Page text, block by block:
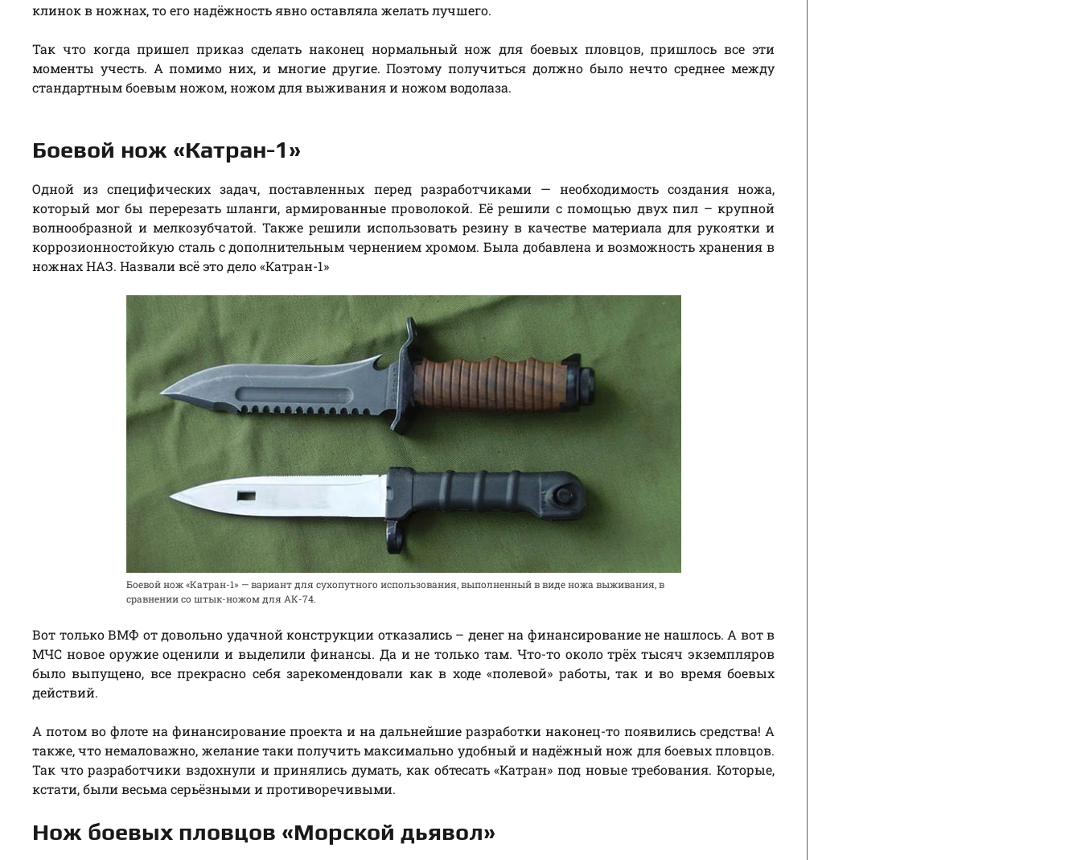
клинок в ножнах, то его надёжность явно оставляла желать лучшего.
Так что когда пришел приказ сделать наконец нормальный нож для боевых пловцов, пришлось все эти
моменты учесть. А помимо них, и многие другие. Поэтому получиться должно было нечто среднее между
стандартным боевым ножом, ножом для выживания и ножом водолаза.
Боевой нож «Катран-1»
Одной из специфических задач, поставленных перед разработчиками — необходимость создания ножа,
который мог бы перерезать шланги, армированные проволокой. Её решили с помощью двух пил – крупной
волнообразной и мелкозубчатой. Также решили использовать резину в качестве материала для рукоятки и
коррозионностойкую сталь с дополнительным чернением хромом. Была добавлена и возможность хранения в
ножнах НАЗ. Назвали всё это дело «Катран-1»
Боевой нож «Катран-1» — вариант для сухопутного использования, выполненный в виде ножа выживания, в
сравнении со штык-ножом для АК-74.
Вот только ВМФ от довольно удачной конструкции отказались – денег на финансирование не нашлось. А вот в
МЧС новое оружие оценили и выделили финансы. Да и не только там. Что-то около трёх тысяч экземпляров
было выпущено, все прекрасно себя зарекомендовали как в ходе «полевой» работы, так и во время боевых
действий.
А потом во флоте на финансирование проекта и на дальнейшие разработки наконец-то появились средства! А
также, что немаловажно, желание таки получить максимально удобный и надёжный нож для боевых пловцов.
Так что разработчики вздохнули и принялись думать, как обтесать «Катран» под новые требования. Которые,
кстати, были весьма серьёзными и противоречивыми.
Нож боевых пловцов «Морской дьявол»